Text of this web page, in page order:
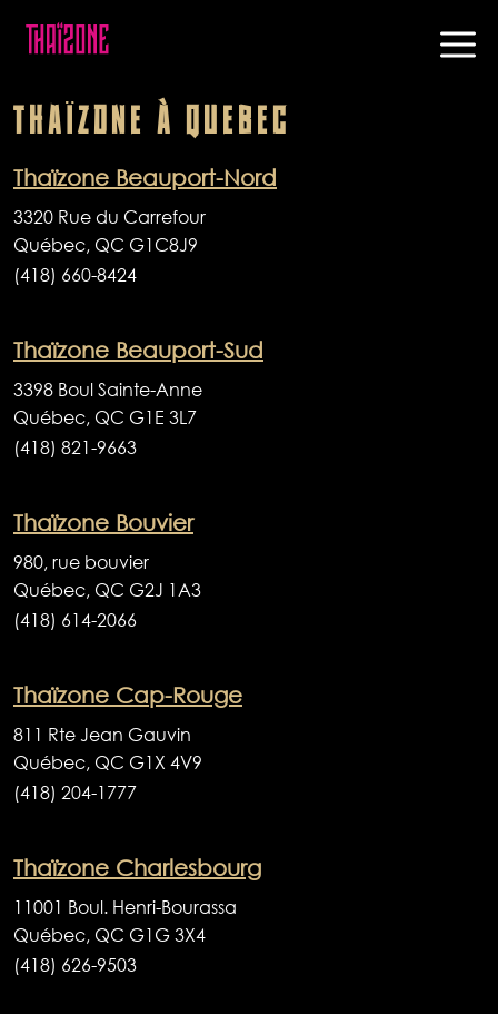
THAÏZONE À QUEBEC
Thaïzone Beauport-Nord
3320 Rue du Carrefour
Québec, QC G1C8J9
(418) 660-8424
Thaïzone Beauport-Sud
3398 Boul Sainte-Anne
Québec, QC G1E 3L7
(418) 821-9663
Thaïzone Bouvier
980, rue bouvier
Québec, QC G2J 1A3
(418) 614-2066
Thaïzone Cap-Rouge
811 Rte Jean Gauvin
Québec, QC G1X 4V9
(418) 204-1777
Thaïzone Charlesbourg
11001 Boul. Henri-Bourassa
Québec, QC G1G 3X4
(418) 626-9503